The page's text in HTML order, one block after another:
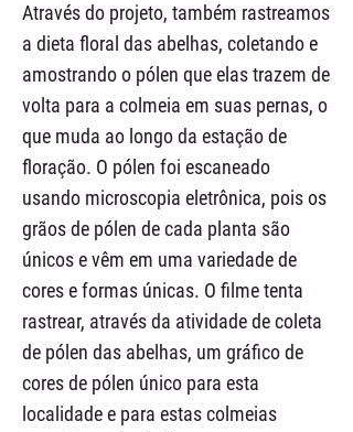
Através do projeto, também rastreamos
a dieta floral das abelhas, coletando e
amostrando o pólen que elas trazem de
volta para a colmeia em suas pernas, o
que muda ao longo da estação de
floração. O pólen foi escaneado
usando microscopia eletrônica, pois os
grãos de pólen de cada planta são
únicos e vêm em uma variedade de
cores e formas únicas. O filme tenta
rastrear, através da atividade de coleta
de pólen das abelhas, um gráfico de
cores de pólen único para esta
localidade e para estas colmeias